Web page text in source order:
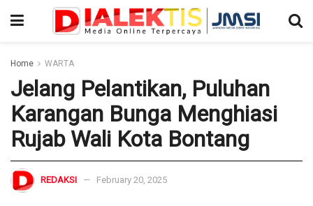
Home WARTA
Jelang Pelantikan, Puluhan
Karangan Bunga Menghiasi
Rujab Wali Kota Bontang
REDAKSI February 20, 2025